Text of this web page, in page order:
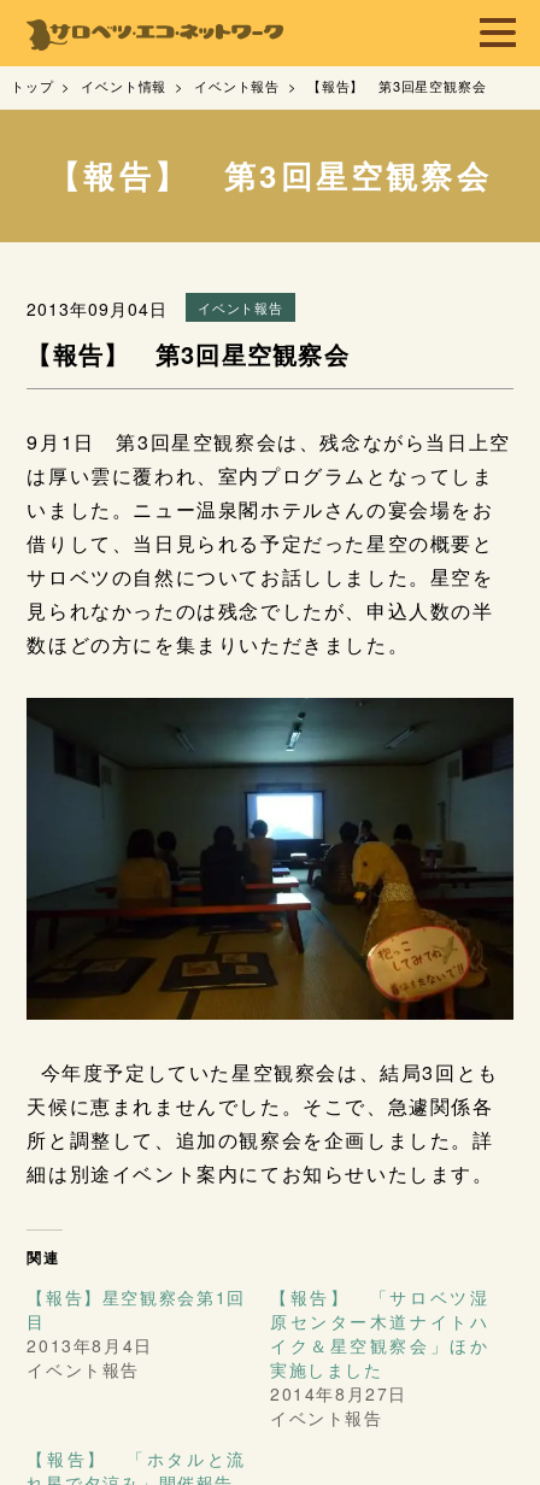
トップ イベント情報 イベント報告 【報告】 第3回星空観察会
【報告】 第3回星空観察会
2013年09月04日 イベント報告
【報告】 第3回星空観察会
9月1日 第3回星空観察会は、残念ながら当日上空
は厚い雲に覆われ、室内プログラムとなってしま
いました。ニュー温泉閣ホテルさんの宴会場をお
借りして、当日見られる予定だった星空の概要と
サロベツの自然についてお話ししました。星空を
見られなかったのは残念でしたが、申込人数の半
数ほどの方にを集まりいただきました。
今年度予定していた星空観察会は、結局3回とも
天候に恵まれませんでした。そこで、急遽関係各
所と調整して、追加の観察会を企画しました。詳
細は別途イベント案内にてお知らせいたします。
関連
【報告】星空観察会第1回
目
2013年8月4日
イベント報告
【報告】 「サロベツ湿
原センター木道ナイトハ
イク＆星空観察会」ほか
実施しました
2014年8月27日
イベント報告
【報告】 「ホタルと流